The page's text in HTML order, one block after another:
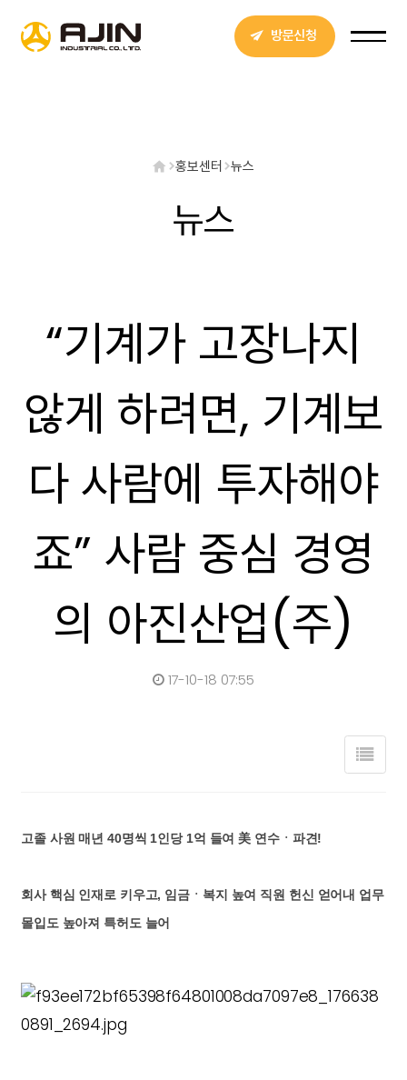
방문신청
홍보센터 뉴스
뉴스
“기계가 고장나지
않게 하려면, 기계보
다 사람에 투자해야
죠” 사람 중심 경영
의 아진산업(주)
17-10-18 07:55
고졸 사원 매년 40명씩 1인당 1억 들여 美 연수ㆍ파견!
회사 핵심 인재로 키우고, 임금ㆍ복지 높여 직원 헌신 얻어내 업무
몰입도 높아져 특허도 늘어